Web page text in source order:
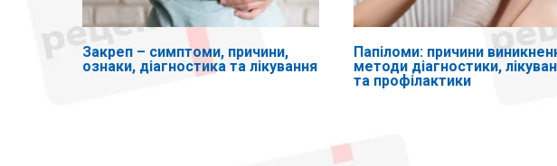
Закреп – симптоми, причини,
ознаки, діагностика та лікування
Папіломи: причини
методи діагностики,
та профілактики